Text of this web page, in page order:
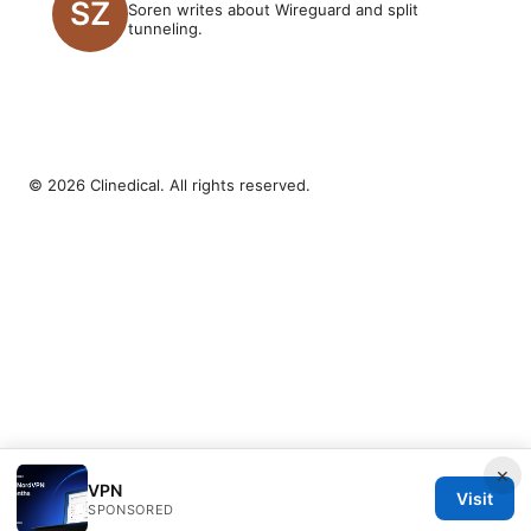
Soren writes about Wireguard and split
tunneling.
×
VPN
SPONSORED
Visit
© 2026 Clinedical. All rights reserved.